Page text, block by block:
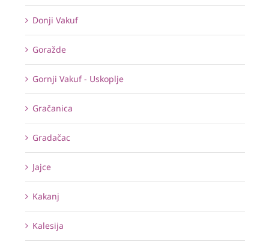
Donji Vakuf
Goražde
Gornji Vakuf - Uskoplje
Gračanica
Gradačac
Jajce
Kakanj
Kalesija